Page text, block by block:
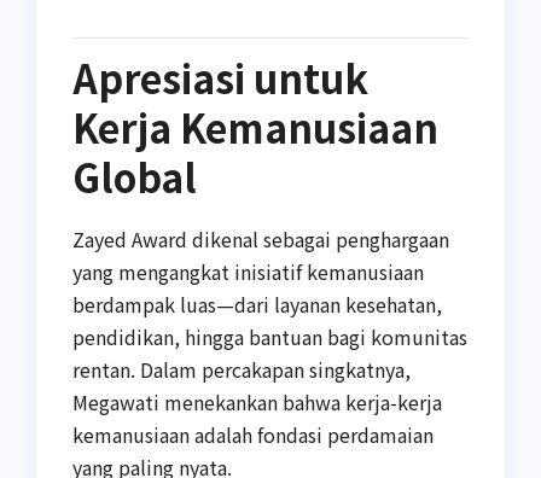
Apresiasi untuk
Kerja Kemanusiaan
Global
Zayed Award dikenal sebagai penghargaan
yang mengangkat inisiatif kemanusiaan
berdampak luas—dari layanan kesehatan,
pendidikan, hingga bantuan bagi komunitas
rentan. Dalam percakapan singkatnya,
Megawati menekankan bahwa kerja-kerja
kemanusiaan adalah fondasi perdamaian
yang paling nyata.